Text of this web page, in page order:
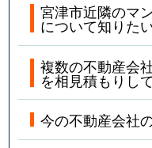
宮津市近隣のマ
について知りた
複数の不動産会
を相見積もりし
今の不動産会社